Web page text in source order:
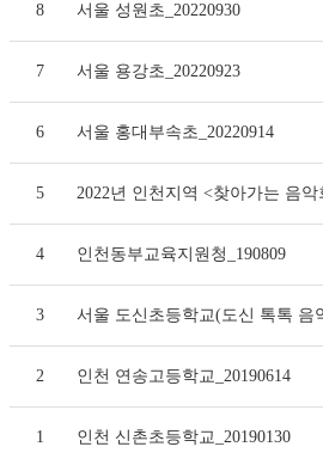
8 서울 성원초_20220930
7 서울 용강초_20220923
6 서울 홍대부속초_20220914
5 2022년 인천지역 <찾아가는 음악
4 인천동부교육지원청_190809
3 서울 도신초등학교(도신 톡톡 음
2 인천 연송고등학교_20190614
1 인천 신촌초등학교_20190130